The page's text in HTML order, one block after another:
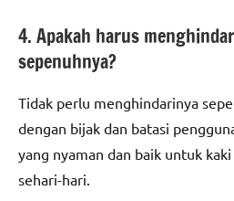
4. Apakah harus
sepenuhnya?
Tidak perlu menghindarinya
dengan bijak dan batasi
yang nyaman dan baik untuk
sehari-hari.